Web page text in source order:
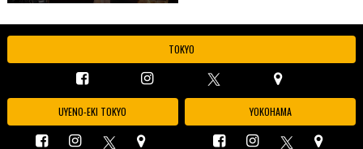
TOKYO
UYENO-EKI TOKYO YOKOHAMA